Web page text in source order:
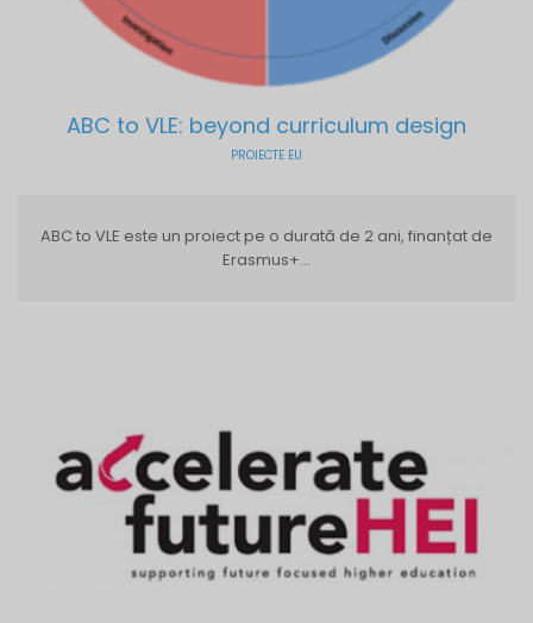
ABC to VLE: beyond curriculum design
PROIECTE EU
ABC to VLE este un proiect pe o durată de 2 ani, finanțat de
Erasmus+...